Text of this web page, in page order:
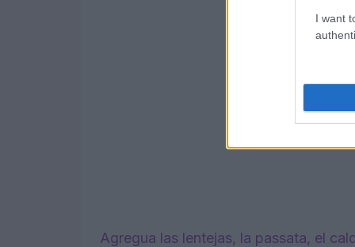
I want
Agregua las lentejas, la passata, el